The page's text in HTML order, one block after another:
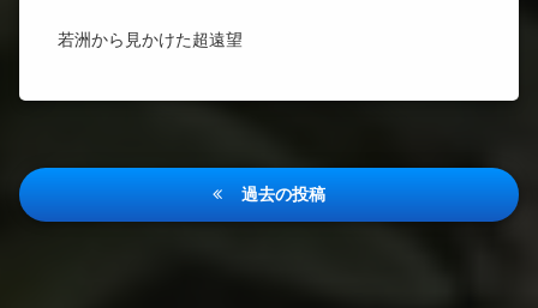
若洲から見かけた超遠望
投
稿
過去の投稿